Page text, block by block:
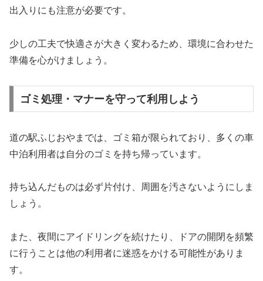
出入りにも注意が必要です。
少しの工夫で快適さが大きく変わるため、環境に合わせた
準備を心がけましょう。
ゴミ処理・マナーを守って利用しよう
道の駅ふじおやまでは、ゴミ箱が限られており、多くの車
中泊利用者は自分のゴミを持ち帰っています。
持ち込んだものは必ず片付け、周囲を汚さないようにしま
しょう。
また、夜間にアイドリングを続けたり、ドアの開閉を頻繁
に行うことは他の利用者に迷惑をかける可能性がありま
す。